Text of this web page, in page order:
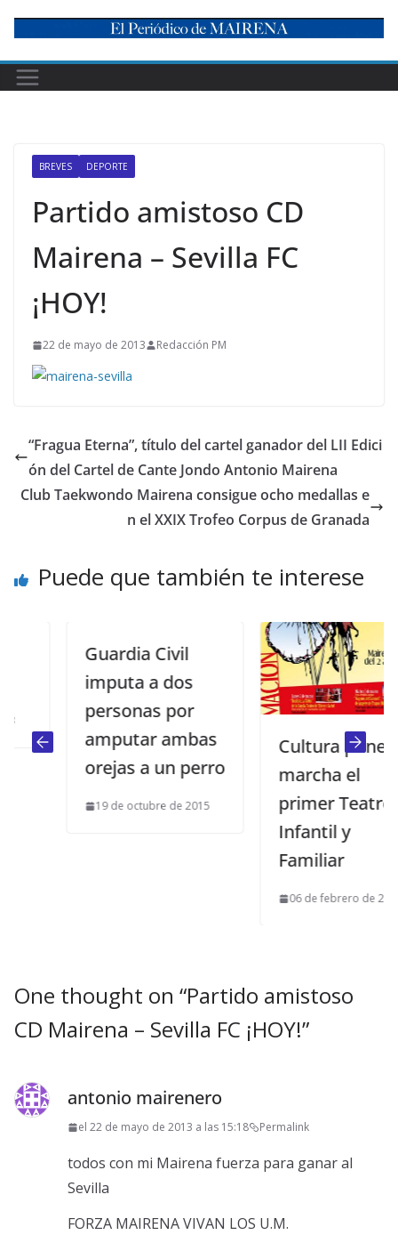
content
BREVES DEPORTE
Partido amistoso CD
Mairena – Sevilla FC
¡HOY!
22 de mayo de 2013 Redacción PM
“Fragua Eterna”, título del cartel ganador del LII Edici
ón del Cartel de Cante Jondo Antonio Mairena
Club Taekwondo Mairena consigue ocho medallas e
n el XXIX Trofeo Corpus de Granada
Puede que también te interese
Guardia Civil
imputa a dos
personas por
amputar ambas
orejas a un perro
19 de octubre de 2015
Cultura pone en
marcha el
primer Teatro
Infantil y
Familiar
06 de febrero de 2015
One thought on “Partido amistoso
CD Mairena – Sevilla FC ¡HOY!”
antonio mairenero
el 22 de mayo de 2013 a las 15:18 Permalink
todos con mi Mairena fuerza para ganar al
Sevilla
FORZA MAIRENA VIVAN LOS U.M.